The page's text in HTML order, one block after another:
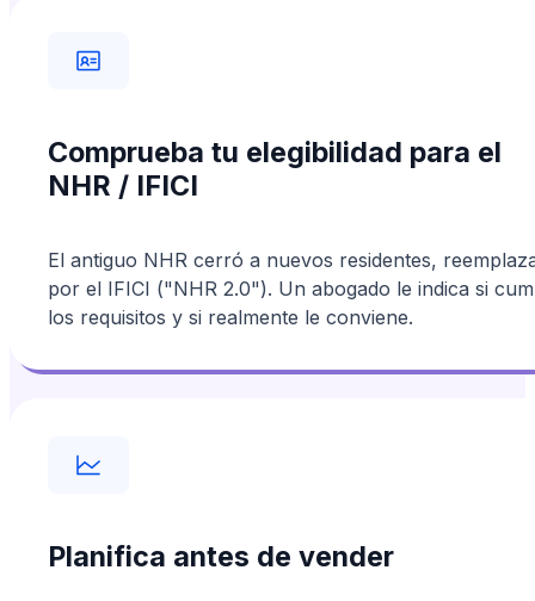
Comprueba tu elegibilidad para el
NHR / IFICI
El antiguo NHR cerró a nuevos residentes,
por el IFICI ("NHR 2.0"). Un abogado le indica si
los requisitos y si realmente le conviene.
Planifica antes de vender